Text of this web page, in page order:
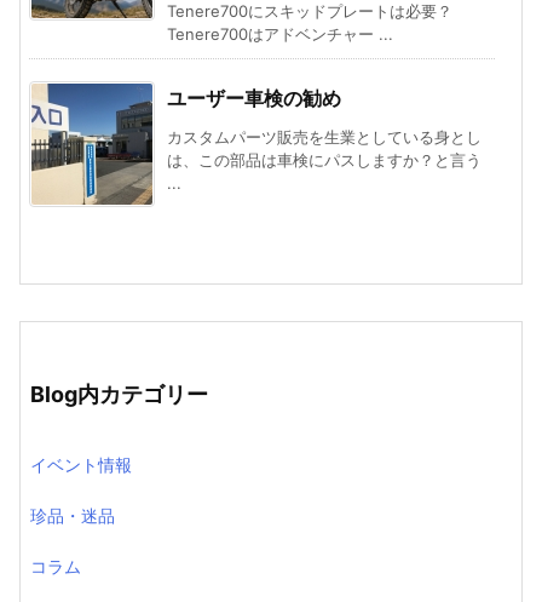
Tenere700にスキッドプレートは必要？
Tenere700はアドベンチャー ...
ユーザー車検の勧め
カスタムパーツ販売を生業としている身とし
は、この部品は車検にパスしますか？と言う
...
Blog内カテゴリー
イベント情報
珍品・迷品
コラム